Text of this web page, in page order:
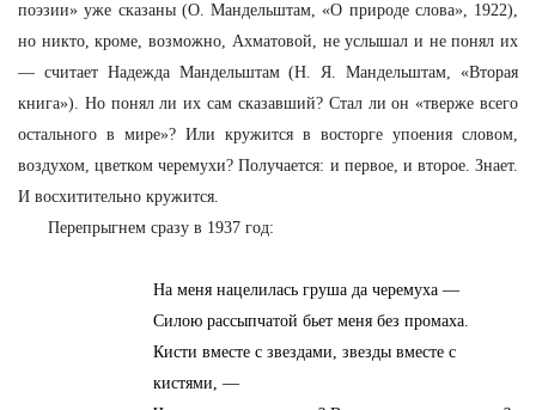
поэзии» уже сказаны (О. Мандельштам, «О природе слова», 1922),
но никто, кроме, возможно, Ахматовой, не услышал и не понял их
— считает Надежда Мандельштам (Н. Я. Мандельштам, «Вторая
книга»). Но понял ли их сам сказавший? Стал ли он «тверже всего
остального в мире»? Или кружится в восторге упоения словом,
воздухом, цветком черемухи? Получается: и первое, и второе. Знает.
И восхитительно кружится.
Перепрыгнем сразу в 1937 год:
На меня нацелилась груша да черемуха —
Силою рассыпчатой бьет меня без промаха.
Кисти вместе с звездами, звезды вместе с
кистями, —